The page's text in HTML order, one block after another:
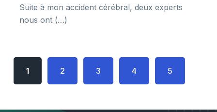
Suite à mon accident cérébral, deux experts
nous ont (…)
1 2 3 4 5